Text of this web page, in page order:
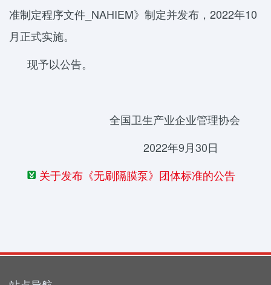
准制定程序文件_NAHIEM》制定并发布，2022年10
月正式实施。
现予以公告。
全国卫生产业企业管理协会
2022年9月30日
关于发布《无刷隔膜泵》团体标准的公告